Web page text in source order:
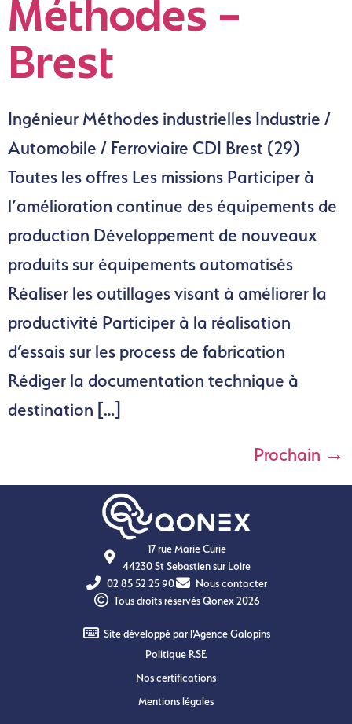
Méthodes –
Brest
Ingénieur Méthodes industrielles Industrie /
Automobile / Ferroviaire CDI Brest (29)
Toutes les offres Les missions Participer à
l’amélioration continue des équipements de
production Développement de nouveaux
produits sur équipements automatisés
Réaliser les outillages visant à améliorer la
productivité Participer à la réalisation
d’essais sur les process de fabrication
Rédiger la documentation technique à
destination […]
Prochain →
17 rue Marie Curie
44230 St Sebastien sur Loire
02 85 52 25 90
Nous contacter
Tous droits réservés Qonex 2026
Site développé par l'Agence Galopins
Politique RSE
Nos certifications
Mentions légales